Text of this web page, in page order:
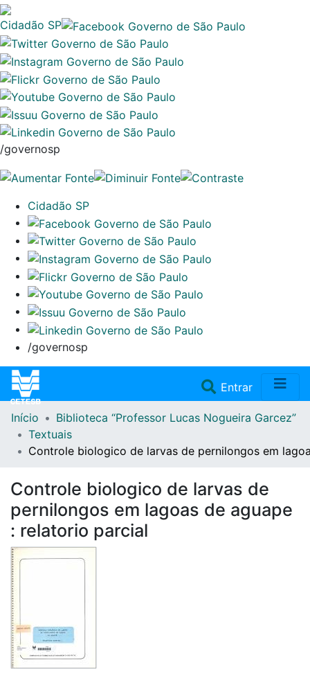
Cidadão SP
/governosp
Cidadão SP
/governosp
Entrar(current)
Home
Repositório
Doações/Aquisições
Início
Biblioteca “Professor Lucas Nogueira Garcez”
Textuais
Controle biologico de larvas de pernilongos em
Controle biologico de larvas de
pernilongos em lagoas de aguape
: relatorio parcial